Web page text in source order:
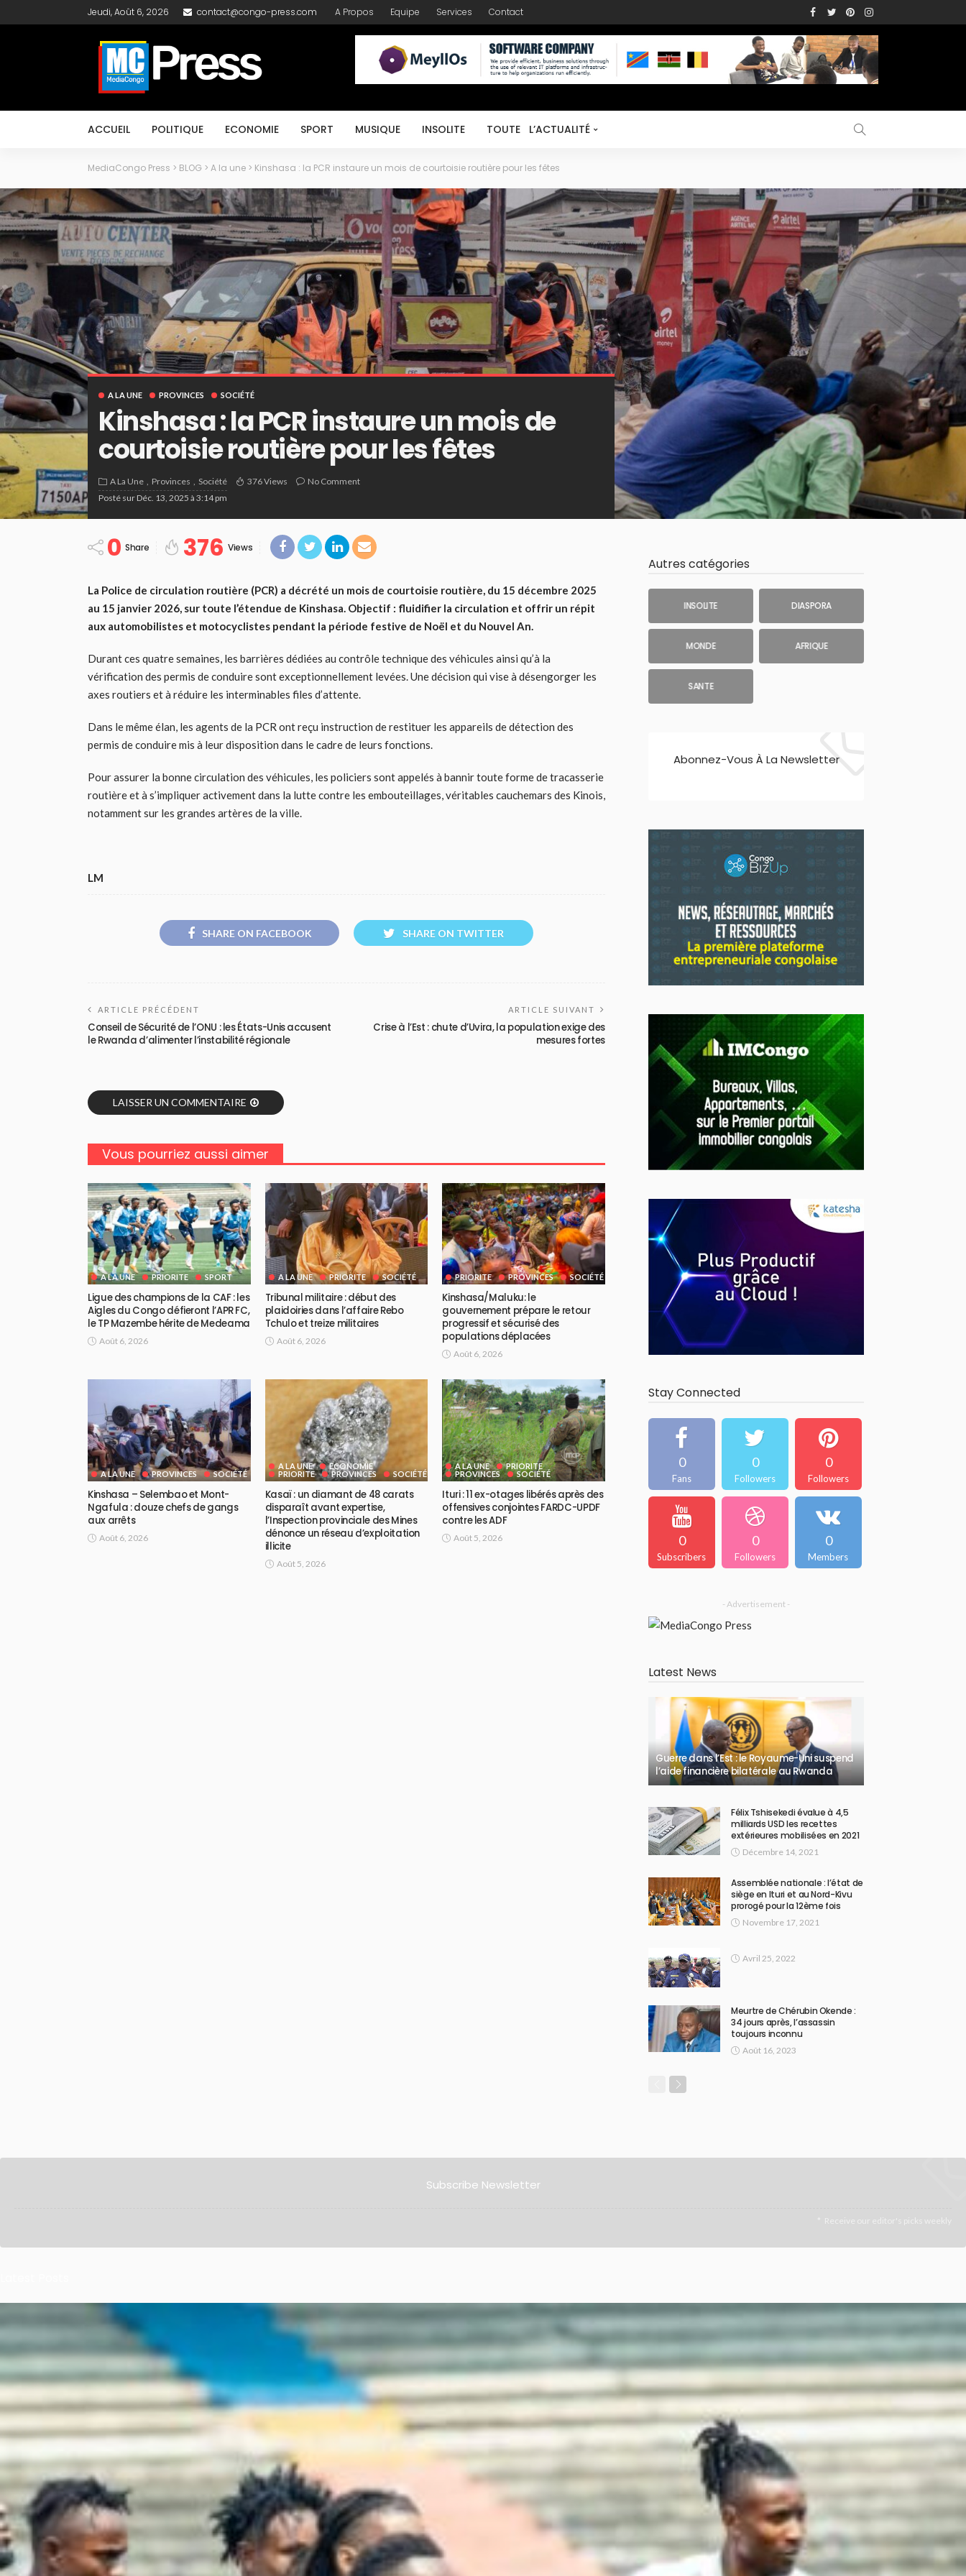
Jeudi, Août 6, 2026 contact@congo-press.com A Propos Equipe Services Contact
ACCUEIL POLITIQUE ECONOMIE SPORT MUSIQUE INSOLITE TOUTE L’ACTUALITÉ
MediaCongo Press > BLOG > A la une > Kinshasa : la PCR instaure un mois de courtoisie routière pour les fêtes
A LA UNE PROVINCES SOCIÉTÉ
Kinshasa : la PCR instaure un mois de
courtoisie routière pour les fêtes
A La Une Provinces Société 376 Views
No Comment
Posté sur Déc. 13, 2025 à 3:14 pm
0 Share 376 Views
La Police de circulation routière (PCR) a décrété un mois de courtoisie routière, du 15 décembre 2025
au 15 janvier 2026, sur toute l’étendue de Kinshasa. Objectif : fluidifier la circulation et offrir un répit
aux automobilistes et motocyclistes pendant la période festive de Noël et du Nouvel An.
Durant ces quatre semaines, les barrières dédiées au contrôle technique des véhicules ainsi qu’à la
vérification des permis de conduire sont exceptionnellement levées. Une décision qui vise à désengorger les
axes routiers et à réduire les interminables files d’attente.
Dans le même élan, les agents de la PCR ont reçu instruction de restituer les appareils de détection des
permis de conduire mis à leur disposition dans le cadre de leurs fonctions.
Pour assurer la bonne circulation des véhicules, les policiers sont appelés à bannir toute forme de tracasserie
routière et à s’impliquer activement dans la lutte contre les embouteillages, véritables cauchemars des Kinois,
notamment sur les grandes artères de la ville.
LM
SHARE ON FACEBOOK SHARE ON TWITTER
ARTICLE PRÉCÉDENT
Conseil de Sécurité de l’ONU : les États-Unis accusent
le Rwanda d’alimenter l’instabilité régionale
ARTICLE SUIVANT
Crise à l’Est : chute d’Uvira, la population exige des
mesures fortes
LAISSER UN COMMENTAIRE
Vous pourriez aussi aimer
A LA UNE PRIORITE SPORT
Ligue des champions de la CAF : les
Aigles du Congo défieront l’APR FC,
le TP Mazembe hérite de Medeama
Août 6, 2026
A LA UNE PRIORITE SOCIÉTÉ
Tribunal militaire : début des
plaidoiries dans l’affaire Rebo
Tchulo et treize militaires
Août 6, 2026
PRIORITE PROVINCES SOCIÉTÉ
Kinshasa/Maluku: le
gouvernement prépare le retour
progressif et sécurisé des
populations déplacées
Août 6, 2026
A LA UNE PROVINCES SOCIÉTÉ
Kinshasa – Selembao et Mont-
Ngafula : douze chefs de gangs
aux arrêts
Août 6, 2026
A LA UNE
ECONOMIE
PRIORITE
PROVINCES SOCIÉTÉ
Kasaï : un diamant de 48 carats
disparaît avant expertise,
l’Inspection provinciale des Mines
dénonce un réseau d’exploitation
illicite
Août 5, 2026
A LA UNE
PRIORITE
PROVINCES
SOCIÉTÉ
Ituri : 11 ex-otages libérés après des
offensives conjointes FARDC-UPDF
contre les ADF
Août 5, 2026
Autres catégories
INSOLITE DIASPORA
MONDE AFRIQUE
SANTE
Abonnez-Vous À La Newsletter
Stay Connected
0
Fans
0
Followers
0
Followers
0
Subscribers
0
Followers
0
Members
- Advertisement -
Latest News
Guerre dans l’Est : le Royaume-Uni suspend
l’aide financière bilatérale au Rwanda
Félix Tshisekedi évalue à 4,5
milliards USD les recettes
extérieures mobilisées en 2021
Décembre 14, 2021
Assemblée nationale : l’état de
siège en Ituri et au Nord-Kivu
prorogé pour la 12ème fois
Novembre 17, 2021
Avril 25, 2022
Meurtre de Chérubin Okende :
34 jours après, l’assassin
toujours inconnu
Août 16, 2023
Subscribe Newsletter
Receive our editor's picks weekly